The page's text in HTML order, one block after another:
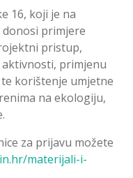
16, koji je na
donosi primjere
pristup,
primjenu
korištenje umjetne
na ekologiju,
za prijavu možete
materijali-i-